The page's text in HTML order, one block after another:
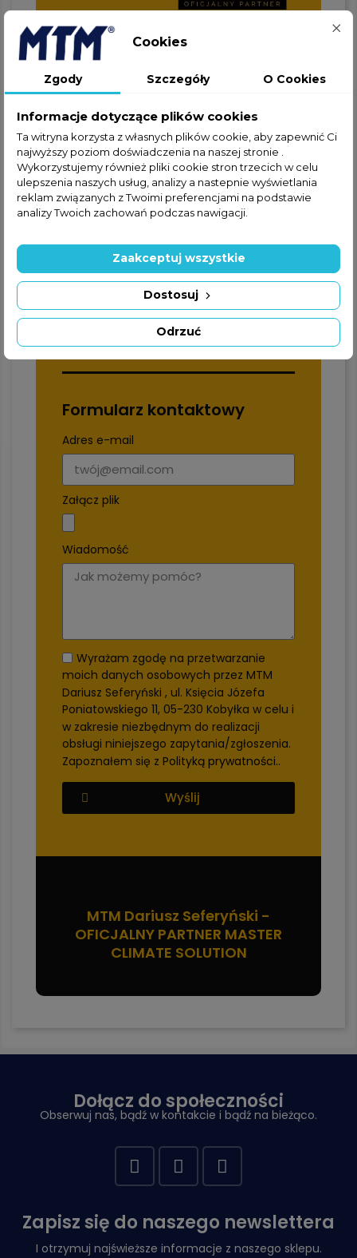
Jeżeli nie znalazłeś interesującej
Cię części w ofercie online,
zapraszamy do kontaktu
telefonicznego lub za
pośrednictwem formularza
kontaktowego.
+48 22 228 72 89
+48 570 507 070
Formularz kontaktowy
Adres e-mail
Załącz plik
Wiadomość
Wyrażam zgodę na przetwarzanie
moich danych osobowych przez MTM
Dariusz Seferyński , ul. Księcia Józefa
Poniatowskiego 11, 05-230 Kobyłka w celu i
w zakresie niezbędnym do realizacji
obsługi niniejszego zapytania/zgłoszenia.
Zapoznałem się z Polityką prywatności..
Wyślij
MTM Dariusz Seferyński -
OFICJALNY PARTNER MASTER
CLIMATE SOLUTION
Dołącz do społeczności
Obserwuj nas, bądź w kontakcie i bądź na bieżąco.
Zapisz się do naszego newslettera
I otrzymuj najświeższe informacje z naszego sklepu.
Cookies
Zgody Szczegóły O Cookies
Informacje dotyczące plików cookies
Ta witryna korzysta z własnych plików cookie, aby zapewnić Ci
najwyższy poziom doświadczenia na naszej stronie .
Wykorzystujemy również pliki cookie stron trzecich w celu
ulepszenia naszych usług, analizy a nastepnie wyświetlania
reklam związanych z Twoimi preferencjami na podstawie
analizy Twoich zachowań podczas nawigacji.
Odrzuć
Dostosuj
Zaakceptuj wszystkie